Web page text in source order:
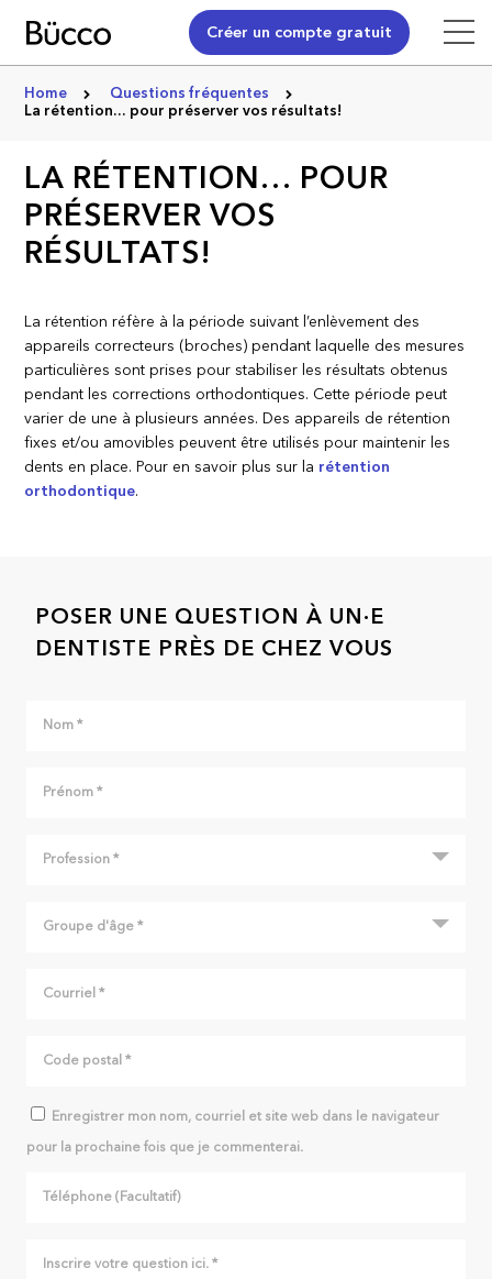
Créer un compte gratuit
Home
Questions fréquentes
La rétention… pour préserver vos résultats!
LA RÉTENTION… POUR
PRÉSERVER VOS
RÉSULTATS!
La rétention réfère à la période suivant l’enlèvement des
appareils correcteurs (broches) pendant laquelle des mesures
particulières sont prises pour stabiliser les résultats obtenus
pendant les corrections orthodontiques. Cette période peut
varier de une à plusieurs années. Des appareils de rétention
fixes et/ou amovibles peuvent être utilisés pour maintenir les
dents en place. Pour en savoir plus sur la rétention
orthodontique.
POSER UNE QUESTION À UN·E
DENTISTE PRÈS DE CHEZ VOUS
Enregistrer mon nom, courriel et site web dans le navigateur
pour la prochaine fois que je commenterai.